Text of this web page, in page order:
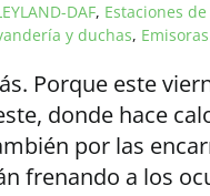
DAF, Estaciones
y duchas,
Porque este
donde hace
por las
frenando a los